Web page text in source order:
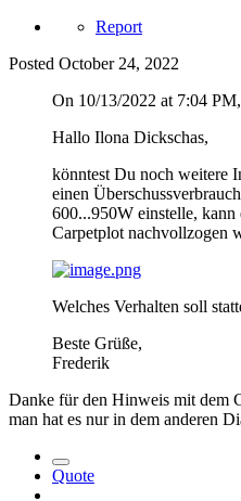
Report
Posted October 24, 2022
On 10/13/2022 at 7:04
Hallo Ilona Dickschas,
könntest Du noch weitere
einen
600...950W einstelle,
Carpetplot nachvollzogen
Welches Verhalten soll
Beste Grüße,
Frederik
Danke für den Hinweis mit dem
man hat es nur in dem anderen
Quote